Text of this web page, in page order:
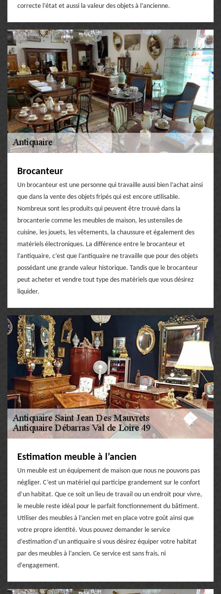
correcte l’état et aussi la valeur des objets à l’ancienne.
Brocanteur
Un brocanteur est une personne qui travaille aussi bien l’achat ainsi
que dans la vente des objets fripés qui est encore utilisable.
Nombreux sont les produits qui peuvent être trouvé dans la
brocanterie comme les meubles de maison, les ustensiles de
cuisine, les jouets, les vêtements, la chaussure et également des
matériels électroniques. La différence entre le brocanteur et
l’antiquaire, c’est que l’antiquaire ne travaille que pour des objets
possédant une grande valeur historique. Tandis que le brocanteur
peut acheter et vendre tout type des matériels que vous désirez
liquider.
Estimation meuble à l’ancien
Un meuble est un équipement de maison que nous ne pouvons pas
négliger. C’est un matériel qui participe grandement sur le confort
d’un habitat. Que ce soit un lieu de travail ou un endroit pour vivre,
le meuble reste idéal pour le parfait fonctionnement du bâtiment.
Utiliser des meubles à l’ancien met en place votre goût ainsi que
votre propre identité. Vous pouvez demander le service
d’estimation d’un antiquaire si vous désirez équiper votre habitat
par des meubles à l’ancien. Ce service est sans frais, ni
d’engagement.